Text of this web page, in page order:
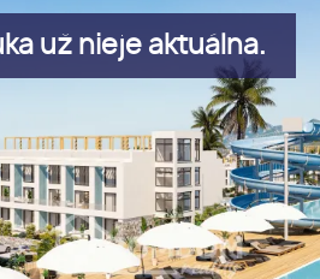
už nieje aktuálna.